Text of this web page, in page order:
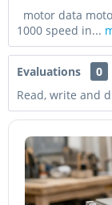
motor data
1000 speed in...
Evaluations
0
Read, write and